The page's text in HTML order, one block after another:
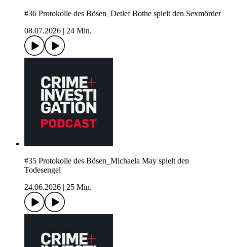
#36 Protokolle des Bösen_Detlef Bothe spielt den Sexmörder
08.07.2026
24 Min.
#35 Protokolle des Bösen_Michaela May spielt den
Todesengel
24.06.2026
25 Min.